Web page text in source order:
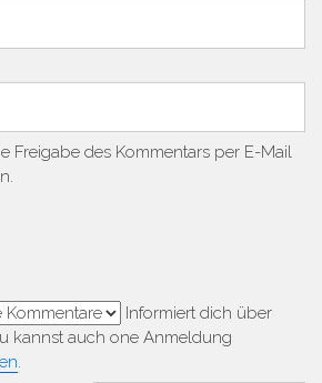
Freigabe des Kommentars per E-Mail
Informiert dich über
kannst auch one Anmeldung
.